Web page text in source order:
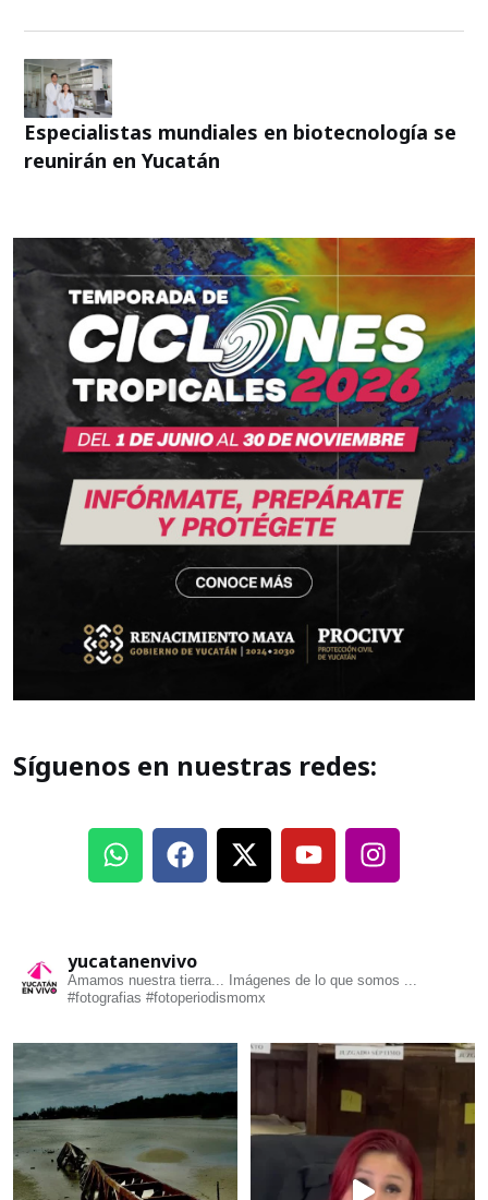
Especialistas mundiales en biotecnología se
reunirán en Yucatán
Síguenos en nuestras redes:
yucatanenvivo
Amamos nuestra tierra... Imágenes de lo que somos ...
#fotografias #fotoperiodismomx